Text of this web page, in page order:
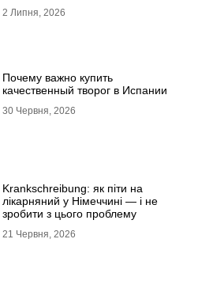
2 Липня, 2026
Почему важно купить
качественный творог в Испании
30 Червня, 2026
Krankschreibung: як піти на
лікарняний у Німеччині — і не
зробити з цього проблему
21 Червня, 2026